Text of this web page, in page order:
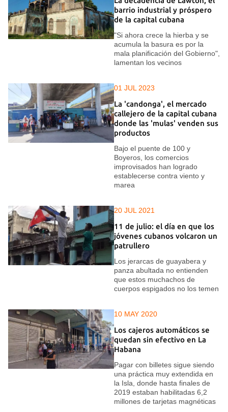
barrio industrial y próspero
de la capital cubana
"Si ahora crece la hierba y se
acumula la basura es por la
mala planificación del Gobierno",
lamentan los vecinos
01 JUL 2023
La 'candonga', el mercado
callejero de la capital cubana
donde las 'mulas' venden sus
productos
Bajo el puente de 100 y
Boyeros, los comercios
improvisados han logrado
establecerse contra viento y
marea
20 JUL 2021
11 de julio: el día en que los
jóvenes cubanos volcaron un
patrullero
Los jerarcas de guayabera y
panza abultada no entienden
que estos muchachos de
cuerpos espigados no los temen
10 MAY 2020
Los cajeros automáticos se
quedan sin efectivo en La
Habana
Pagar con billetes sigue siendo
una práctica muy extendida en
la Isla, donde hasta finales de
2019 estaban habilitadas 6,2
millones de tarjetas magnéticas